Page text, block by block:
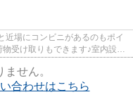
近場にコンビニがあるのもポイ
受け取りもできます♪室内設備
せん。
合わせはこちら